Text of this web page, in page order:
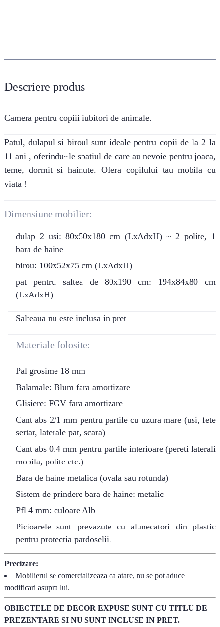
Descriere produs
Camera pentru copiii iubitori de animale.
Patul, dulapul si biroul sunt ideale pentru copii de la 2 la
11 ani , oferindu~le spatiul de care au nevoie pentru joaca,
teme, dormit si hainute. Ofera copilului tau mobila cu
viata !
Dimensiune mobilier:
dulap 2 usi: 80x50x180 cm (LxAdxH) ~ 2 polite, 1
bara de haine
birou: 100x52x75 cm (LxAdxH)
pat pentru saltea de 80x190 cm: 194x84x80 cm
(LxAdxH)
Salteaua nu este inclusa in pret
Materiale folosite:
Pal grosime 18 mm
Balamale: Blum fara amortizare
Glisiere: FGV fara amortizare
Cant abs 2/1 mm pentru partile cu uzura mare (usi, fete
sertar, laterale pat, scara)
Cant abs 0.4 mm pentru partile interioare (pereti laterali
mobila, polite etc.)
Bara de haine metalica (ovala sau rotunda)
Sistem de prindere bara de haine: metalic
Pfl 4 mm: culoare Alb
Picioarele sunt prevazute cu alunecatori din plastic
pentru protectia pardoselii.
Precizare:
Mobilierul se comercializeaza ca atare, nu se pot aduce
modificari asupra lui.
OBIECTELE DE DECOR EXPUSE SUNT CU TITLU DE
PREZENTARE SI NU SUNT INCLUSE IN PRET.